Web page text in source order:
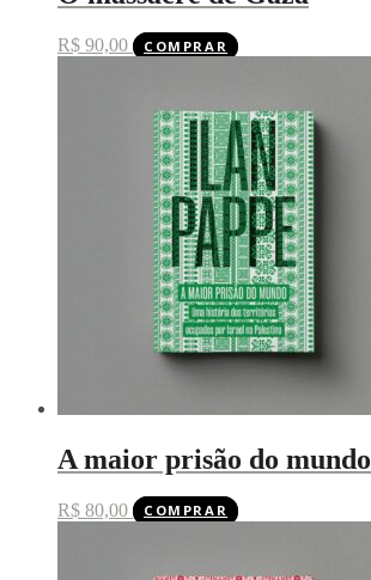
R$ 90,00 COMPRAR
A maior prisão do mundo
R$ 80,00 COMPRAR